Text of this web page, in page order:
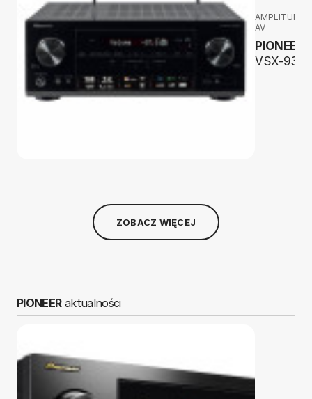
AV
PIONEER
VSX-934
ZOBACZ WIĘCEJ
PIONEERaktualności